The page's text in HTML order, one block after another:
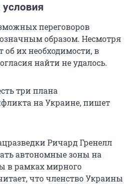
переговоров
образом. Несмотря
об их необходимости, в
найти не удалось.
три плана
на Украине, пишет
Ричард Гренелл
автономные зоны на
в рамках мирного
что членство Украины